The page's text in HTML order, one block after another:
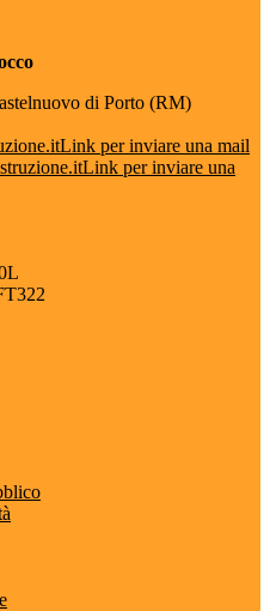
di Porto (RM)
Link per inviare una mail
Link per inviare una